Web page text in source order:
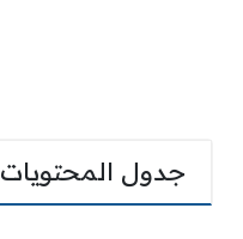
جدول المحتويات